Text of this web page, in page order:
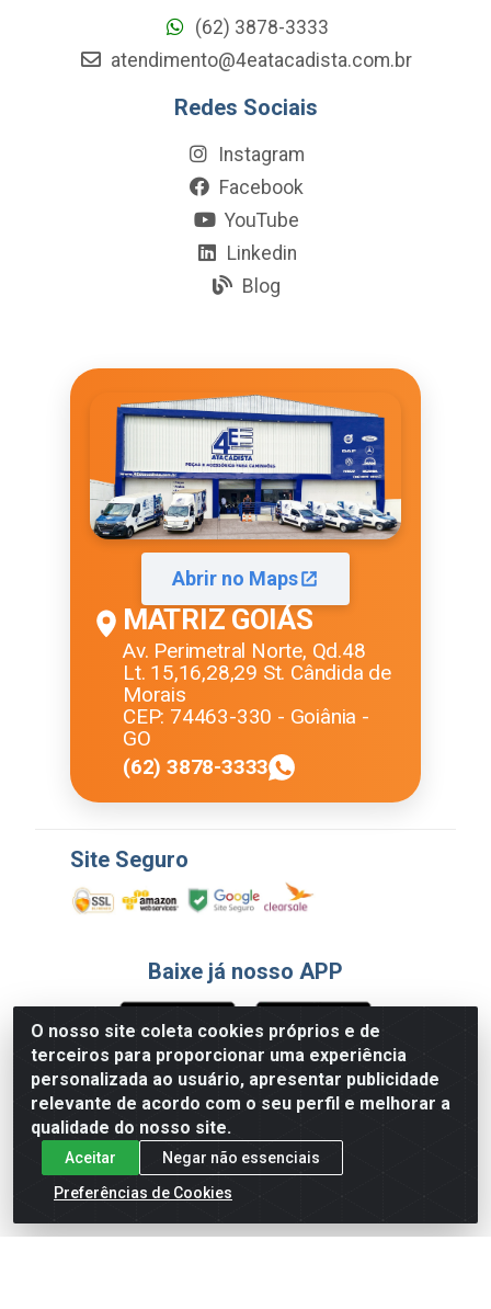
O nosso site coleta cookies próprios e de
terceiros para proporcionar uma experiência
personalizada ao usuário, apresentar publicidade
relevante de acordo com o seu perfil e melhorar a
qualidade do nosso site.
Aceitar
Negar não essenciais
Preferências de Cookies
(62) 3878-3333
atendimento@4eatacadista.com.br
Redes Sociais
Instagram
Facebook
YouTube
Linkedin
Blog
Abrir no Maps
MATRIZ GOIÁS
Av. Perimetral Norte, Qd.48
Lt. 15,16,28,29 St. Cândida de
Morais
CEP: 74463-330 - Goiânia -
GO
(62) 3878-3333
Site Seguro
Baixe já nosso APP
Formas de Pagamento